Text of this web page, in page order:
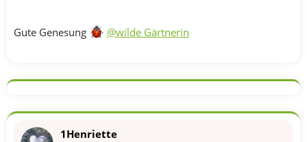
Gute Genesung @wilde Gärtnerin
1Henriette